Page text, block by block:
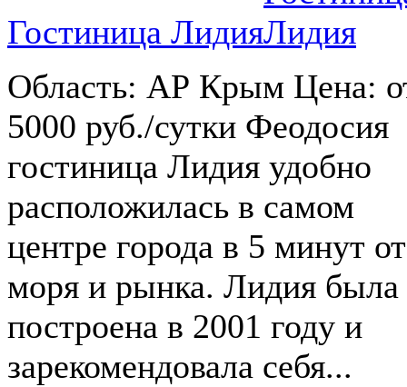
Гостиница Лидия
Область: АР Крым Цена:
5000 руб./сутки Феодосия
гостиница Лидия удобно
расположилась в самом
центре города в 5 минут от
моря и рынка. Лидия была
построена в 2001 году и
зарекомендовала себя...